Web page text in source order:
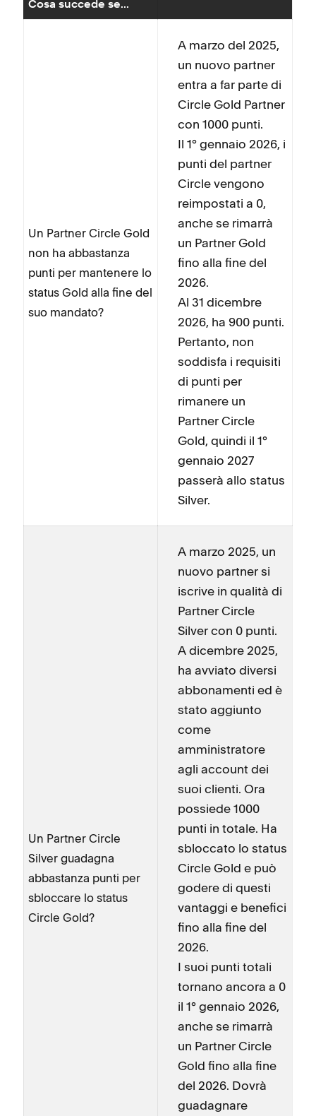
Cosa succede se...
Un Partner Circle Gold
non ha abbastanza
punti per mantenere lo
status Gold alla fine del
suo mandato?
A marzo del 2025,
un nuovo partner
entra a far parte di
Circle Gold Partner
con 1000 punti.
Il 1° gennaio 2026, i
punti del partner
Circle vengono
reimpostati a 0,
anche se rimarrà
un Partner Gold
fino alla fine del
2026.
Al 31 dicembre
2026, ha 900 punti.
Pertanto, non
soddisfa i requisiti
di punti per
rimanere un
Partner Circle
Gold, quindi il 1°
gennaio 2027
passerà allo status
Silver.
Un Partner Circle
Silver guadagna
abbastanza punti per
sbloccare lo status
Circle Gold?
A marzo 2025, un
nuovo partner si
iscrive in qualità di
Partner Circle
Silver con 0 punti.
A dicembre 2025,
ha avviato diversi
abbonamenti ed è
stato aggiunto
come
amministratore
agli account dei
suoi clienti. Ora
possiede 1000
punti in totale. Ha
sbloccato lo status
Circle Gold e può
godere di questi
vantaggi e benefici
fino alla fine del
2026.
I suoi punti totali
tornano ancora a 0
il 1° gennaio 2026,
anche se rimarrà
un Partner Circle
Gold fino alla fine
del 2026. Dovrà
guadagnare